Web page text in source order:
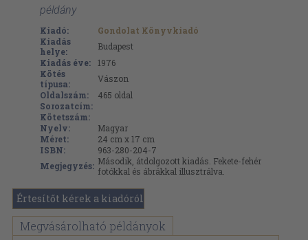
példány
Kiadó:
Gondolat Könyvkiadó
Kiadás
helye:
Budapest
Kiadás éve:
1976
Kötés
típusa:
Vászon
Oldalszám:
465 oldal
Sorozatcím:
Kötetszám:
Nyelv:
Magyar
Méret:
24 cm x 17 cm
ISBN:
963-280-204-7
Megjegyzés: Második, átdolgozott kiadás. Fekete-fehér
fotókkal és ábrákkal illusztrálva.
Értesítőt kérek a kiadóról
Megvásárolható példányok